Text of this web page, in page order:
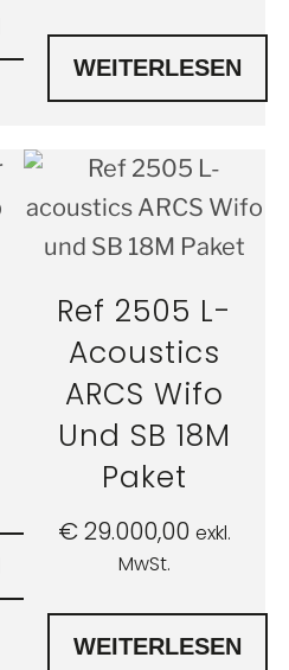
WEITERLESEN
Ref 2505 L-
Acoustics
ARCS Wifo
Und SB 18M
Paket
€29.000,00 exkl.
MwSt.
WEITERLESEN